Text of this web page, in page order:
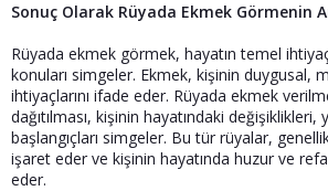
Sonuç Olarak Rüyada Ekmek Görmenin
Rüyada ekmek görmek, hayatın temel
konuları simgeler. Ekmek, kişinin duygusal,
ihtiyaçlarını ifade eder. Rüyada ekmek
dağıtılması, kişinin hayatındaki değişiklikleri,
başlangıçları simgeler. Bu tür rüyalar,
işaret eder ve kişinin hayatında huzur ve
eder.